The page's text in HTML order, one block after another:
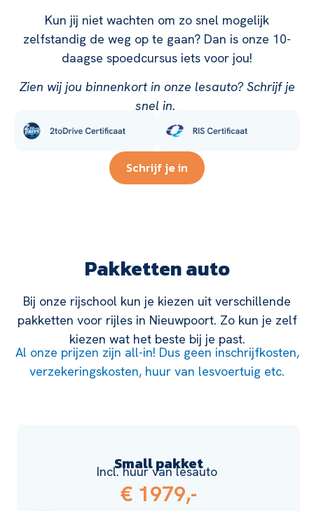
Kun jij niet wachten om zo snel mogelijk
zelfstandig de weg op te gaan? Dan is onze 10-
daagse spoedcursus iets voor jou!
Zien wij jou binnenkort in onze lesauto? Schrijf je
snel in.
Schrijf je in
Pakketten auto
Bij onze rijschool kun je kiezen uit verschillende
pakketten voor rijles in Nieuwpoort. Zo kun je zelf
kiezen wat het beste bij je past.
Al onze prijzen zijn all-in! Dus geen inschrijfkosten,
verzekeringskosten, huur van lesvoertuig etc.
Small pakket
Incl. huur van lesauto
€ 1979,-